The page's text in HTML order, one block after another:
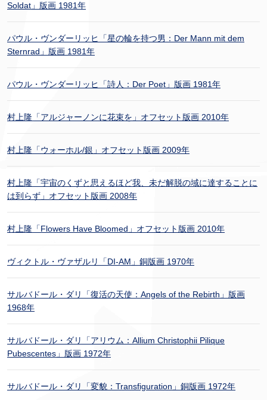
Soldat」版画 1981年
パウル・ヴンダーリッヒ「星の輪を持つ男：Der Mann mit dem
Sternrad」版画 1981年
パウル・ヴンダーリッヒ「詩人：Der Poet」版画 1981年
村上隆「アルジャーノンに花束を」オフセット版画 2010年
村上隆「ウォーホル/銀」オフセット版画 2009年
村上隆「宇宙のくずと思えるほど我、未だ解脱の域に達することに
は到らず」オフセット版画 2008年
村上隆「Flowers Have Bloomed」オフセット版画 2010年
ヴィクトル・ヴァザルリ「DI-AM」銅版画 1970年
サルバドール・ダリ「復活の天使：Angels of the Rebirth」版画
1968年
サルバドール・ダリ「アリウム：Allium Christophii Pilique
Pubescentes」版画 1972年
サルバドール・ダリ「変貌：Transfiguration」銅版画 1972年